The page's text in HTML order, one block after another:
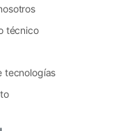
técnico
tecnologías